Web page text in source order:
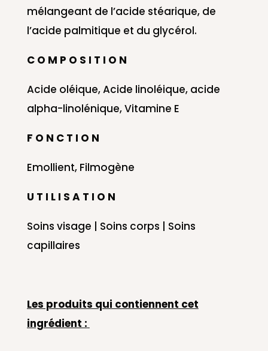
mélangeant de l’acide stéarique, de
l’acide palmitique et du glycérol.
C O M P O S I T I O N
Acide oléique, Acide linoléique, acide
alpha-linolénique, Vitamine E
F O N C T I O N
Emollient, Filmogène
U T I L I S A T I O N
Soins visage | Soins corps | Soins
capillaires
Les produits qui contiennent cet
ingrédient :